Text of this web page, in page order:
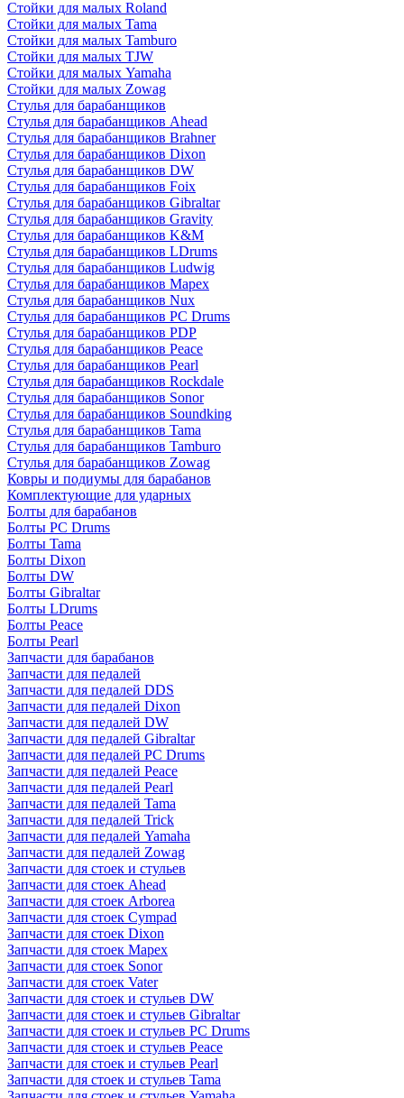
Стойки для малых Roland
Стойки для малых Tama
Стойки для малых Tamburo
Стойки для малых TJW
Стойки для малых Yamaha
Стойки для малых Zowag
Стулья для барабанщиков
Стулья для барабанщиков Ahead
Стулья для барабанщиков Brahner
Стулья для барабанщиков Dixon
Стулья для барабанщиков DW
Стулья для барабанщиков Foix
Стулья для барабанщиков Gibraltar
Стулья для барабанщиков Gravity
Стулья для барабанщиков K&M
Стулья для барабанщиков LDrums
Стулья для барабанщиков Ludwig
Стулья для барабанщиков Mapex
Стулья для барабанщиков Nux
Стулья для барабанщиков PC Drums
Стулья для барабанщиков PDP
Стулья для барабанщиков Peace
Стулья для барабанщиков Pearl
Стулья для барабанщиков Rockdale
Стулья для барабанщиков Sonor
Стулья для барабанщиков Soundking
Стулья для барабанщиков Tama
Стулья для барабанщиков Tamburo
Стулья для барабанщиков Zowag
Ковры и подиумы для барабанов
Комплектующие для ударных
Болты для барабанов
Болты PC Drums
Болты Tama
Болты Dixon
Болты DW
Болты Gibraltar
Болты LDrums
Болты Peace
Болты Pearl
Запчасти для барабанов
Запчасти для педалей
Запчасти для педалей DDS
Запчасти для педалей Dixon
Запчасти для педалей DW
Запчасти для педалей Gibraltar
Запчасти для педалей PC Drums
Запчасти для педалей Peace
Запчасти для педалей Pearl
Запчасти для педалей Tama
Запчасти для педалей Trick
Запчасти для педалей Yamaha
Запчасти для педалей Zowag
Запчасти для стоек и стульев
Запчасти для стоек Ahead
Запчасти для стоек Arborea
Запчасти для стоек Cympad
Запчасти для стоек Dixon
Запчасти для стоек Mapex
Запчасти для стоек Sonor
Запчасти для стоек Vater
Запчасти для стоек и стульев DW
Запчасти для стоек и стульев Gibraltar
Запчасти для стоек и стульев PC Drums
Запчасти для стоек и стульев Peace
Запчасти для стоек и стульев Pearl
Запчасти для стоек и стульев Tama